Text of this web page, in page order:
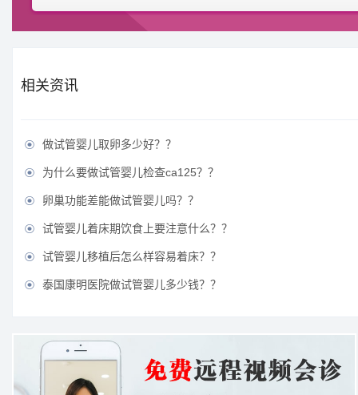
相关资讯
 做试管婴儿取卵多少好？？
 为什么要做试管婴儿检查ca125？？
 卵巢功能差能做试管婴儿吗？？
 试管婴儿着床期饮食上要注意什么？？
 试管婴儿移植后怎么样容易着床？？
 泰国康明医院做试管婴儿多少钱？？